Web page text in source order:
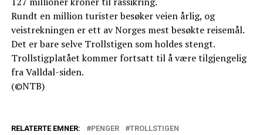
Rundt en million turister besøker veien årlig, og
veistrekningen er ett av Norges mest besøkte reisemål.
Det er bare selve Trollstigen som holdes stengt.
Trollstigplatået kommer fortsatt til å være tilgjengelig
fra Valldal-siden.
(©NTB)
RELATERTE EMNER: PENGER TROLLSTIGEN